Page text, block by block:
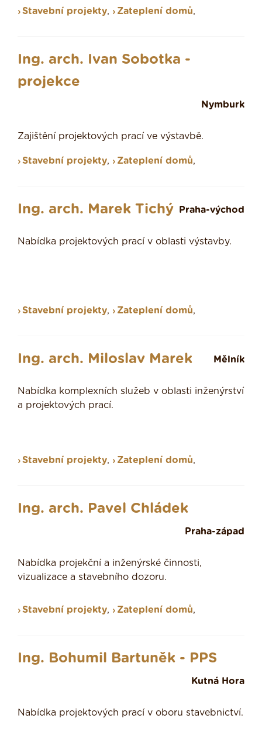
Stavební projekty, Zateplení domů,
Ing. arch. Ivan Sobotka -
projekce
Nymburk
Zajištění projektových prací ve výstavbě.
Stavební projekty, Zateplení domů,
Ing. arch. Marek Tichý Praha-východ
Nabídka projektových prací v oblasti výstavby.
Stavební projekty, Zateplení domů,
Ing. arch. Miloslav Marek Mělník
Nabídka komplexních služeb v oblasti inženýrství
a projektových prací.
Stavební projekty, Zateplení domů,
Ing. arch. Pavel Chládek
Praha-západ
Nabídka projekční a inženýrské činnosti,
vizualizace a stavebního dozoru.
Stavební projekty, Zateplení domů,
Ing. Bohumil Bartuněk - PPS
Kutná Hora
Nabídka projektových prací v oboru stavebnictví.